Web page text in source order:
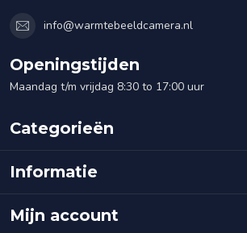
info@warmtebeeldcamera.nl
Openingstijden
Maandag t/m vrijdag 8:30 to 17:00 uur
Categorieën
Informatie
Mijn account